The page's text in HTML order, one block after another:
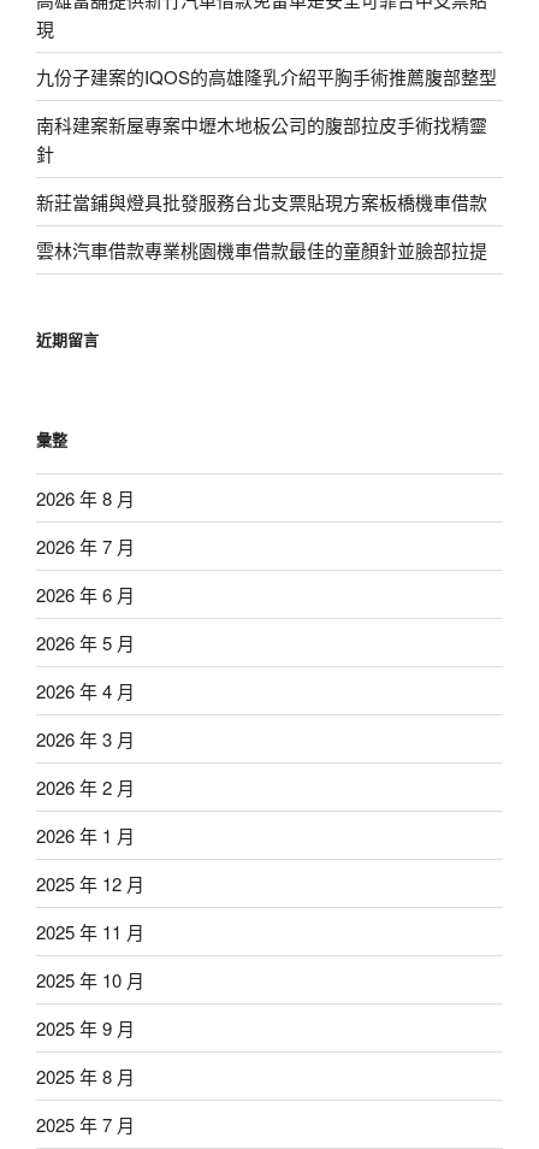
現
九份子建案的IQOS的高雄隆乳介紹平胸手術推薦腹部整型
南科建案新屋專案中壢木地板公司的腹部拉皮手術找精靈
針
新莊當鋪與燈具批發服務台北支票貼現方案板橋機車借款
雲林汽車借款專業桃園機車借款最佳的童顏針並臉部拉提
近期留言
彙整
2026 年 8 月
2026 年 7 月
2026 年 6 月
2026 年 5 月
2026 年 4 月
2026 年 3 月
2026 年 2 月
2026 年 1 月
2025 年 12 月
2025 年 11 月
2025 年 10 月
2025 年 9 月
2025 年 8 月
2025 年 7 月